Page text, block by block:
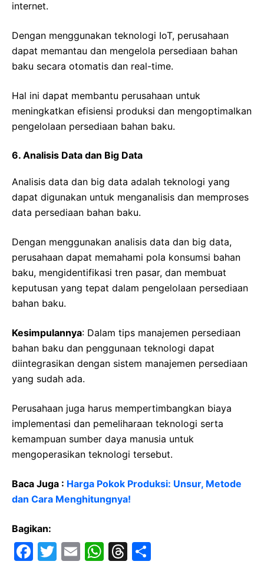
internet.
Dengan menggunakan teknologi IoT, perusahaan
dapat memantau dan mengelola persediaan bahan
baku secara otomatis dan real-time.
Hal ini dapat membantu perusahaan untuk
meningkatkan efisiensi produksi dan mengoptimalkan
pengelolaan persediaan bahan baku.
6. Analisis Data dan Big Data
Analisis data dan big data adalah teknologi yang
dapat digunakan untuk menganalisis dan memproses
data persediaan bahan baku.
Dengan menggunakan analisis data dan big data,
perusahaan dapat memahami pola konsumsi bahan
baku, mengidentifikasi tren pasar, dan membuat
keputusan yang tepat dalam pengelolaan persediaan
bahan baku.
Kesimpulannya: Dalam tips manajemen persediaan
bahan baku dan penggunaan teknologi dapat
diintegrasikan dengan sistem manajemen persediaan
yang sudah ada.
Perusahaan juga harus mempertimbangkan biaya
implementasi dan pemeliharaan teknologi serta
kemampuan sumber daya manusia untuk
mengoperasikan teknologi tersebut.
Baca Juga : Harga Pokok Produksi: Unsur, Metode
dan Cara Menghitungnya!
Bagikan:
F
T
E
W T